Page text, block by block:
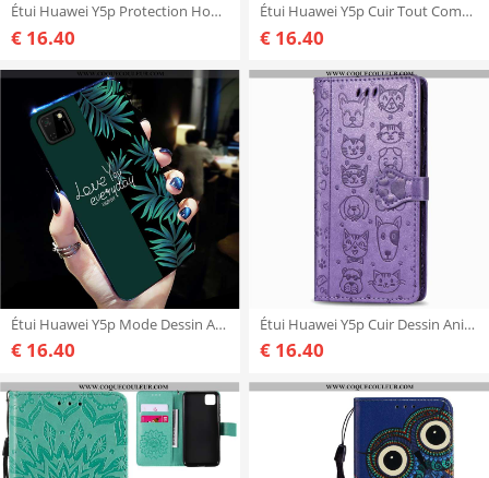
Étui Huawei Y5p Protection Housse Tout Compris, Coque Huawei Y5p Personnalité Peinture Violet
€ 16.40
Étui Huawei Y5p Cuir Tout Compris, Coque Huawei Y5p Protection Housse Bordeaux
€ 16.40
Étui Huawei Y5p Mode Dessin Animé Créatif, Coque Huawei Y5p Délavé En Daim Personnalité Verte
€ 16.40
Étui Huawei Y5p Cuir Dessin Animé En Relief, Coque Huawei Y5p Protection Chat Violet
€ 16.40